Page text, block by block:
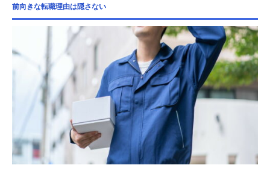
前向きな転職理由は隠さない